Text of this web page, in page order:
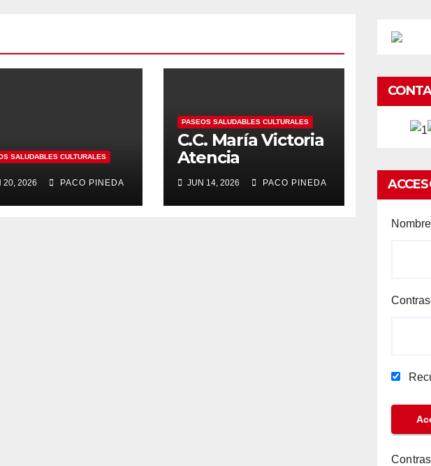
SALUDABLES CULTURALES
20, 2026 PACO PINEDA
PASEOS SALUDABLES CULTURALES
C.C. María Victoria
Atencia
JUN 14, 2026 PACO PINEDA